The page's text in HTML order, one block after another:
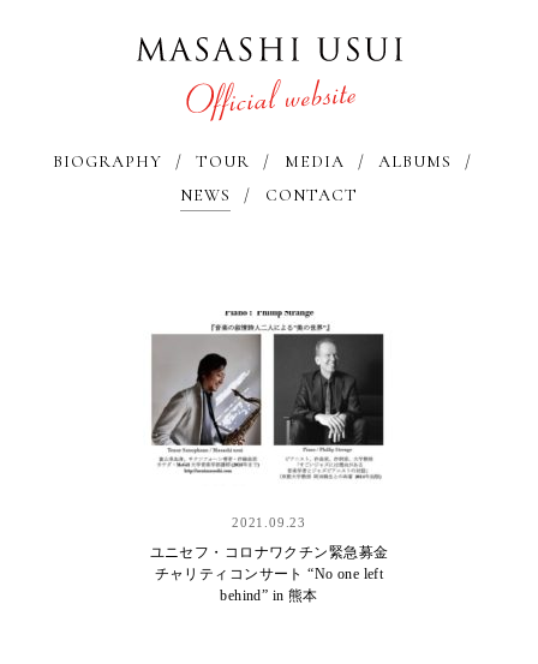
BIOGRAPHY TOUR MEDIA
ALBUMS
NEWS
CONTACT
2021.09.23
ユニセフ・コロナワクチン緊急募金
チャリティコンサート “No one left
behind” in 熊本